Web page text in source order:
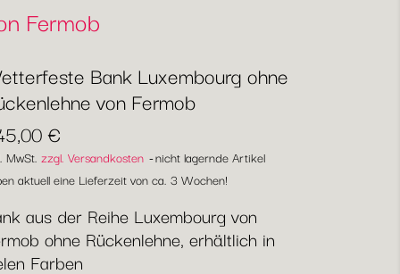
Fermob
Bank Luxembourg ohne
von Fermob
€
MwSt. zzgl. Versandkosten nicht lagernde Artikel
aktuell eine Lieferzeit von ca. 3 Wochen!
aus der Reihe Luxembourg von
ohne Rückenlehne, erhältlich in
Farben